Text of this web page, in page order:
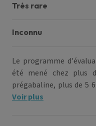
très rare
inconnu
Le programme
été mené chez plus
prégabaline, plus de 5
cadre d'essais en
Voir plus